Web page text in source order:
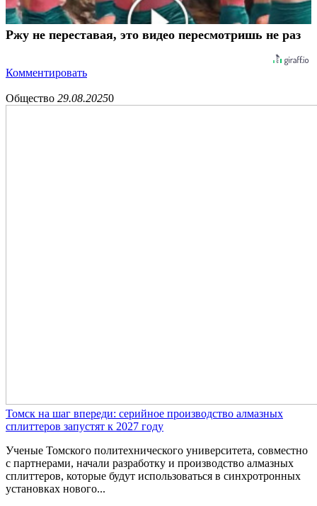
Ржу не переставая, это видео пересмотришь не раз
Комментировать
Общество 29.08.20250
Томск на шаг впереди: серийное производство алмазных
сплиттеров запустят к 2027 году
Ученые Томского политехнического университета, совместно
с партнерами, начали разработку и производство алмазных
сплиттеров, которые будут использоваться в синхротронных
установках нового...